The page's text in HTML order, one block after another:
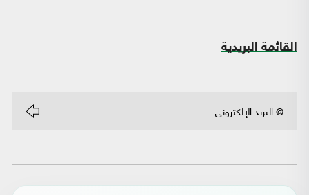
القائمة البريدية